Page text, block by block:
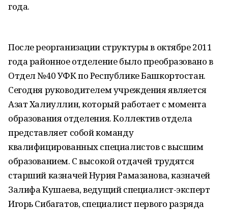
года.
После реорганизации структуры в октябре 2011
года районное отделение было преобразовано в
Отдел №40 УФК по Республике Башкортостан.
Сегодня руководителем учреждения является
Азат Халиуллин, который работает с момента
образования отделения. Коллектив отдела
представляет собой команду
квалифицированных специалистов с высшим
образованием. С высокой отдачей трудятся
старший казначей Нурия Рамазанова, казначей
Залифа Кушаева, ведущий специалист-эксперт
Игорь Сибагатов, специалист первого разряда